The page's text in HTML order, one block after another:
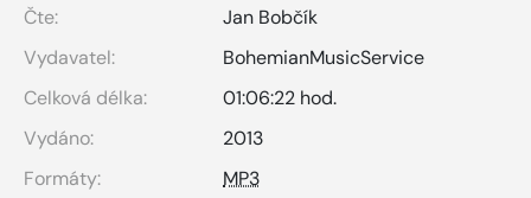
Čte:
Jan Bobčík
Vydavatel:
BohemianMusicService
Celková délka:
01:06:22 hod.
Vydáno:
2013
Formáty:
MP3